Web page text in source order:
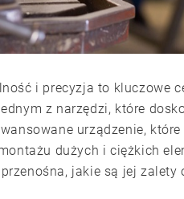
i precyzja to kluczowe
z narzędzi, które
urządzenie,
dużych i ciężkich
jakie są jej zalety